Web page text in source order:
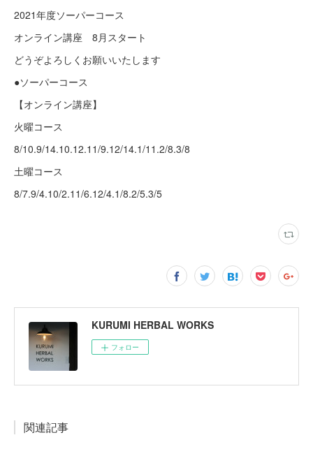
2021年度ソーパーコース
オンライン講座 8月スタート
どうぞよろしくお願いいたします
●ソーパーコース
【オンライン講座】
火曜コース
8/10.9/14.10.12.11/9.12/14.1/11.2/8.3/8
土曜コース
8/7.9/4.10/2.11/6.12/4.1/8.2/5.3/5
KURUMI HERBAL WORKS
フォロー
関連記事